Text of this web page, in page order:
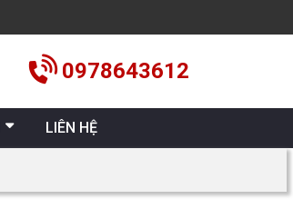
0978643612
LIÊN HỆ